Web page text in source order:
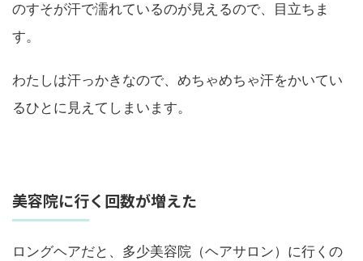
のすそが汗で濡れているのが見えるので、目立ちま
す。
わたしは汗っかきなので、めちゃめちゃ汗をかいてい
るひとに見えてしまいます。
美容院に行く回数が増えた
ロングヘアだと、多少美容院（ヘアサロン）に行くの